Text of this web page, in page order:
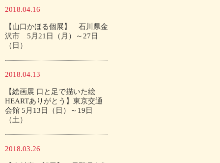
2018.04.16
【山口かほる個展】 石川県金
沢市 5月21日（月）～27日
（日）
2018.04.13
【絵画展 口と足で描いた絵
HEARTありがとう】東京交通
会館 5月13日（日）～19日
（土）
2018.03.26